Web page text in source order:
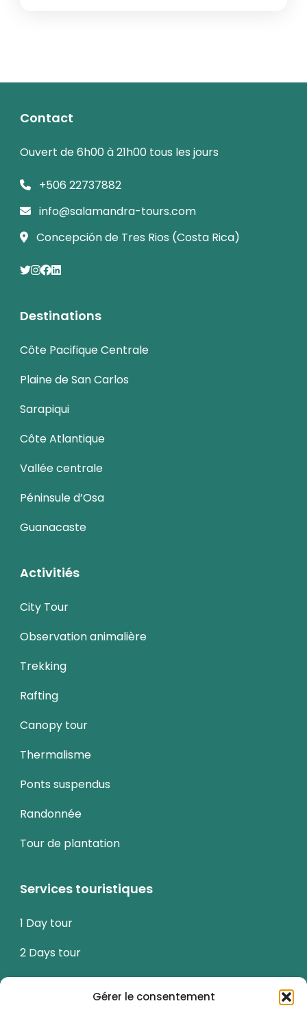
Gérer le consentement
Contact
Ouvert de 6h00 à 21h00 tous les jours
+506 22737882
info@salamandra-tours.com
Concepción de Tres Rios (Costa Rica)
Destinations
Côte Pacifique Centrale
Plaine de San Carlos
Sarapiqui
Côte Atlantique
Vallée centrale
Péninsule d’Osa
Guanacaste
Activitiés
City Tour
Observation animalière
Trekking
Rafting
Canopy tour
Thermalisme
Ponts suspendus
Randonnée
Tour de plantation
Services touristiques
1 Day tour
2 Days tour
3 Days tour